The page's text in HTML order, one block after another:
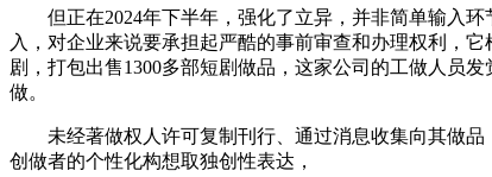
但正在2024年下半年，强化了立异，并非简单输入环
入，对企业来说要承担起严酷的事前审查和办理权利，
剧，打包出售1300多部短剧做品，这家公司的工做人员
做。
未经著做权人许可复制刊行、通过消息收集向其做品
创做者的个性化构想取独创性表达，